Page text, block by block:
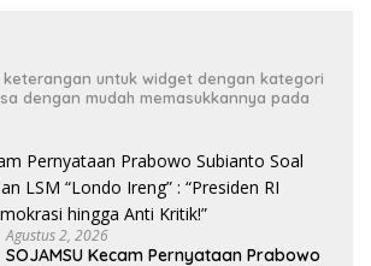
untuk widget dengan kategori
dengan mudah memasukkannya pada
Agustus 2, 2026
SOJAMSU Kecam Pernyataan Prabowo